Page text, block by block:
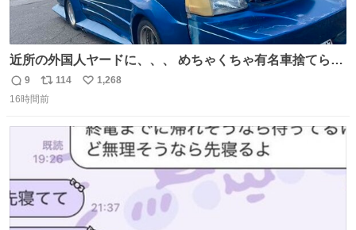
近所の外国人ヤードに、、、 めちゃくちゃ有名車捨てられ
てました😭 外装ぼろぼろだし、、 中も何にも残ってない
し、、 可哀想に😢😢 今まで数十年お疲れ様でした、、 #バ
返
信
9
リ
ポ
ト
数
114
い
数
1,268
16時間前